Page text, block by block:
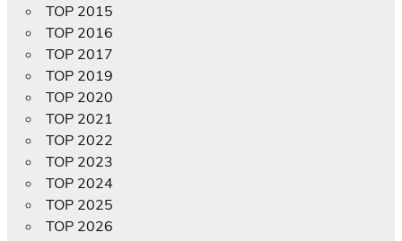
TOP 2015
TOP 2016
TOP 2017
TOP 2019
TOP 2020
TOP 2021
TOP 2022
TOP 2023
TOP 2024
TOP 2025
TOP 2026